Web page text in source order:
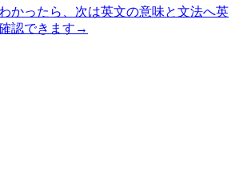
かったら、次は英文の意味と文法へ英
認できます →